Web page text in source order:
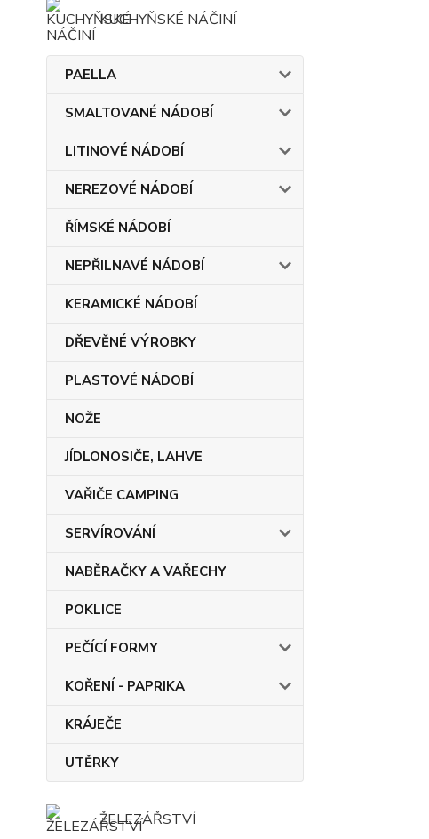
KUCHYŇSKÉ NÁČINÍ
PAELLA
SMALTOVANÉ NÁDOBÍ
LITINOVÉ NÁDOBÍ
NEREZOVÉ NÁDOBÍ
ŘÍMSKÉ NÁDOBÍ
NEPŘILNAVÉ NÁDOBÍ
KERAMICKÉ NÁDOBÍ
DŘEVĚNÉ VÝROBKY
PLASTOVÉ NÁDOBÍ
NOŽE
JÍDLONOSIČE, LAHVE
VAŘIČE CAMPING
SERVÍROVÁNÍ
NABĚRAČKY A VAŘECHY
POKLICE
PEČÍCÍ FORMY
KOŘENÍ - PAPRIKA
KRÁJEČE
UTĚRKY
ŽELEZÁŘSTVÍ